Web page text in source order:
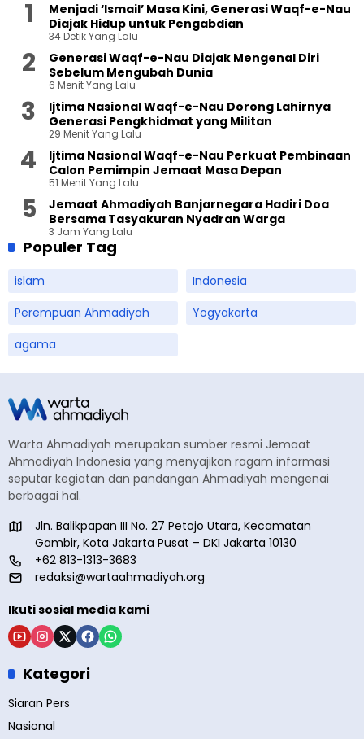
Menjadi ‘Ismail’ Masa Kini, Generasi Waqf-e-Nau
Diajak Hidup untuk Pengabdian
34 Detik Yang Lalu
Generasi Waqf-e-Nau Diajak Mengenal Diri
Sebelum Mengubah Dunia
6 Menit Yang Lalu
Ijtima Nasional Waqf-e-Nau Dorong Lahirnya
Generasi Pengkhidmat yang Militan
29 Menit Yang Lalu
Ijtima Nasional Waqf-e-Nau Perkuat Pembinaan
Calon Pemimpin Jemaat Masa Depan
51 Menit Yang Lalu
Jemaat Ahmadiyah Banjarnegara Hadiri Doa
Bersama Tasyakuran Nyadran Warga
3 Jam Yang Lalu
Populer Tag
islam
Indonesia
Perempuan Ahmadiyah
Yogyakarta
agama
Warta Ahmadiyah merupakan sumber resmi Jemaat
Ahmadiyah Indonesia yang menyajikan ragam informasi
seputar kegiatan dan pandangan Ahmadiyah mengenai
berbagai hal.
Jln. Balikpapan III No. 27 Petojo Utara, Kecamatan
Gambir, Kota Jakarta Pusat – DKI Jakarta 10130
+62 813-1313-3683
redaksi@wartaahmadiyah.org
Ikuti sosial media kami
Kategori
Siaran Pers
Nasional